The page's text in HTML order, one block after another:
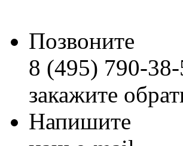
Позвоните
8 (495) 790-
закажите
Напишите